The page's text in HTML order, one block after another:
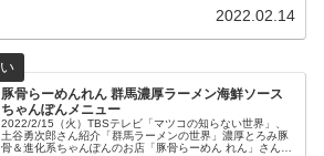
2022.02.14
豚骨らーめんれん 群馬濃厚ラーメン海鮮ソース
ちゃんぽんメニュー
2022/2/15（火）TBSテレビ「マツコの知らない世界」、
土谷勇次郎さん紹介「群馬ラーメンの世界」濃厚とろみ豚
骨＆進化系ちゃんぽんのお店「豚骨らーめん れん」さんの